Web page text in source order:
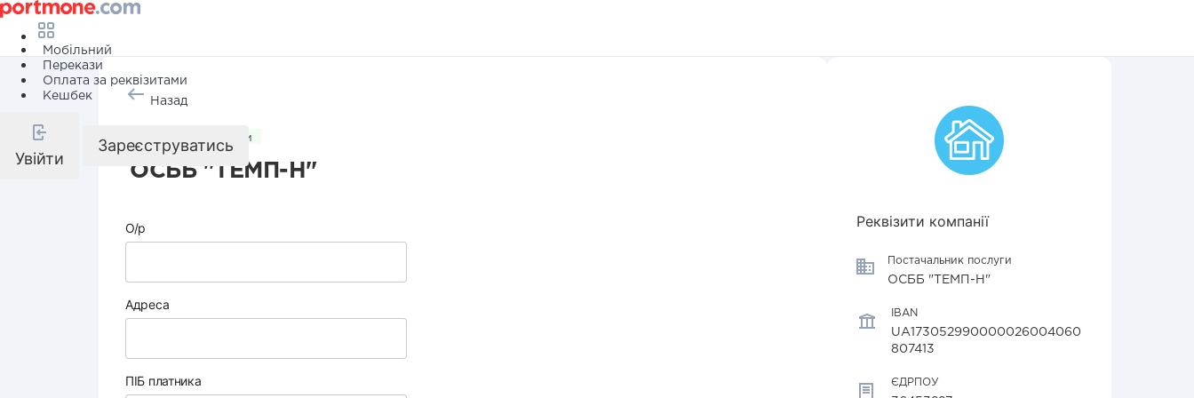
Мобільний
Перекази
Оплата за реквізитами
Кешбек
Увійти
Зареєструватись
Назад
Комунальні послуги
ОСББ "ТЕМП-Н"
О/р
Адреса
ПІБ платника
Реквізити компанії
Постачальник послуги
ОСББ "ТЕМП-Н"
IBAN
UA173052990000026004060
807413
ЄДРПОУ